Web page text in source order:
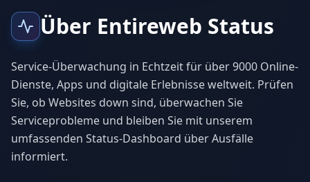
Über Entireweb Status
Service-Überwachung in Echtzeit für über 9000 Online-
Dienste, Apps und digitale Erlebnisse weltweit. Prüfen
Sie, ob Websites down sind, überwachen Sie
Serviceprobleme und bleiben Sie mit unserem
umfassenden Status-Dashboard über Ausfälle
informiert.